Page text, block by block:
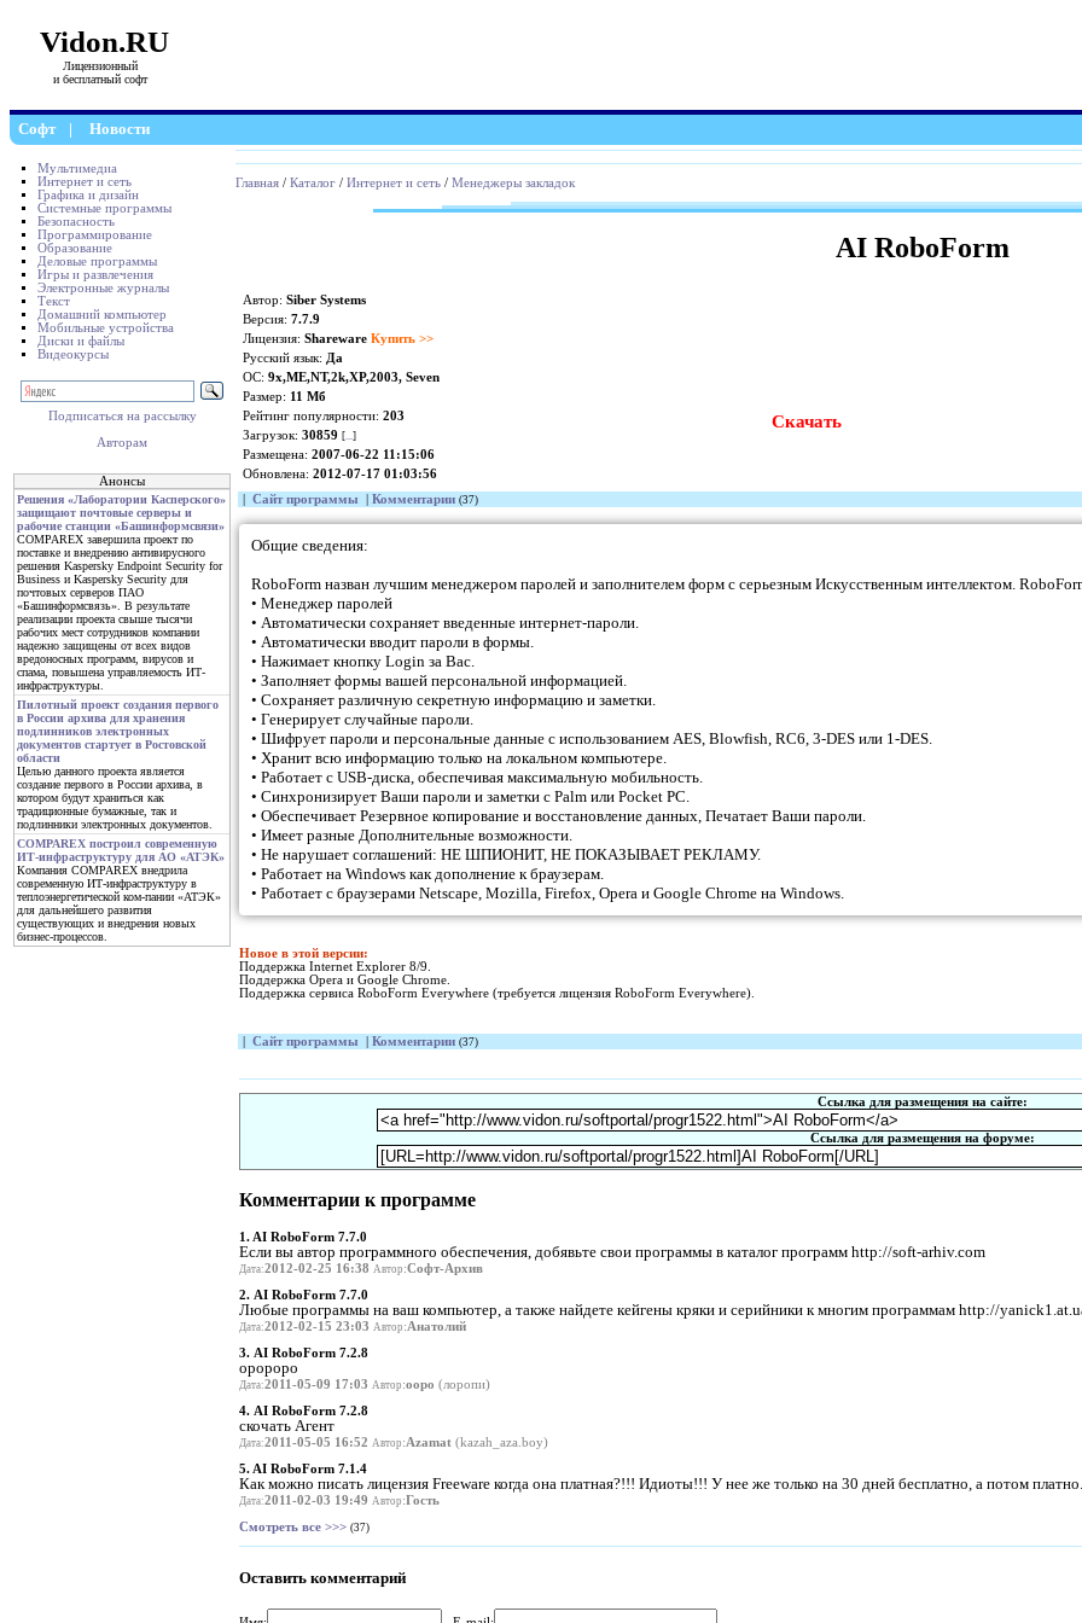
Vidon.RU
Лицензионный
и бесплатный софт
Софт | Новости
Мультимедиа
Интернет и сеть
Графика и дизайн
Системные программы
Безопасность
Программирование
Образование
Деловые программы
Игры и развлечения
Электронные журналы
Текст
Домашний компьютер
Мобильные устройства
Диски и файлы
Видеокурсы
Подписаться на рассылку
Авторам
Анонсы
Решения «Лаборатории Касперского»
защищают почтовые серверы и
рабочие станции «Башинформсвязи»
COMPAREX завершила проект по
поставке и внедрению антивирусного
решения Kaspersky Endpoint Security for
Business и Kaspersky Security для
почтовых серверов ПАО
«Башинформсвязь». В результате
реализации проекта свыше тысячи
рабочих мест сотрудников компании
надежно защищены от всех видов
вредоносных программ, вирусов и
спама, повышена управляемость ИТ-
инфраструктуры.
Пилотный проект создания первого
в России архива для хранения
подлинников электронных
документов стартует в Ростовской
области
Целью данного проекта является
создание первого в России архива, в
котором будут храниться как
традиционные бумажные, так и
подлинники электронных документов.
COMPAREX построил современную
ИТ-инфраструктуру для АО «АТЭК»
Компания COMPAREX внедрила
современную ИТ-инфраструктуру в
теплоэнергетической ком-пании «АТЭК»
для дальнейшего развития
существующих и внедрения новых
бизнес-процессов.
Главная / Каталог / Интернет и сеть / Менеджеры закладок
AI RoboForm
Автор: Siber Systems
Версия: 7.7.9
Лицензия: Shareware Купить >>
Русский язык: Да
ОС: 9x,ME,NT,2k,XP,2003, Seven
Размер: 11 Мб
Рейтинг популярности: 203
Загрузок: 30859 [...]
Размещена: 2007-06-22 11:15:06
Обновлена: 2012-07-17 01:03:56
Скачать
Сайт программы Комментарии (37)
Общие сведения:
RoboForm назван лучшим менеджером паролей и заполнителем форм с серьезным Искусственным интеллектом.
• Менеджер паролей
• Автоматически сохраняет введенные интернет-пароли.
• Автоматически вводит пароли в формы.
• Нажимает кнопку Login за Вас.
• Заполняет формы вашей персональной информацией.
• Сохраняет различную секретную информацию и заметки.
• Генерирует случайные пароли.
• Шифрует пароли и персональные данные с использованием AES, Blowfish, RC6, 3-DES или 1-DES.
• Хранит всю информацию только на локальном компьютере.
• Работает с USB-диска, обеспечивая максимальную мобильность.
• Синхронизирует Ваши пароли и заметки с Palm или Pocket PC.
• Обеспечивает Резервное копирование и восстановление данных, Печатает Ваши пароли.
• Имеет разные Дополнительные возможности.
• Не нарушает соглашений: НЕ ШПИОНИТ, НЕ ПОКАЗЫВАЕТ РЕКЛАМУ.
• Работает на Windows как дополнение к браузерам.
• Работает с браузерами Netscape, Mozilla, Firefox, Opera и Google Chrome на Windows.
Новое в этой версии:
Поддержка Internet Explorer 8/9.
Поддержка Opera и Google Chrome.
Поддержка сервиса RoboForm Everywhere (требуется лицензия RoboForm Everywhere).
Сайт программы Комментарии (37)
Ссылка для размещения на сайте:
Ссылка для размещения на форуме:
Комментарии к программе
1. AI RoboForm 7.7.0
Если вы автор программного обеспечения, добявьте свои программы в каталог программ http://soft-arhiv.com
Дата:2012-02-25 16:38 Автор :Софт-Архив
2. AI RoboForm 7.7.0
Любые программы на ваш компьютер, а также найдете кейгены кряки и серийники к многим программам http://
Дата:2012-02-15 23:03 Автор :Анатолий
3. AI RoboForm 7.2.8
оророро
Дата:2011-05-09 17:03 Автор :ооро (лоропи)
4. AI RoboForm 7.2.8
скочать Агент
Дата:2011-05-05 16:52 Автор :Azamat (kazah_aza.boy)
5. AI RoboForm 7.1.4
Как можно писать лицензия Freeware когда она платная?!!! Идиоты!!! У нее же только на 30 дней бесплатно, а потом
Дата:2011-02-03 19:49 Автор :Гость
Смотреть все >>> (37)
Оставить комментарий